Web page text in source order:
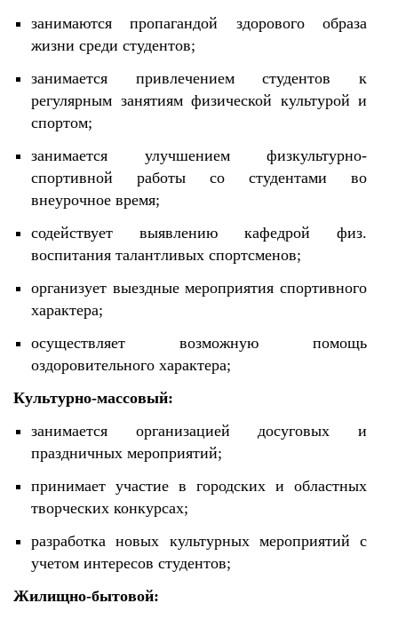
занимаются пропагандой здорового образа
жизни среди студентов;
занимается привлечением студентов к
регулярным занятиям физической культурой и
спортом;
занимается улучшением физкультурно-
спортивной работы со студентами во
внеурочное время;
содействует выявлению кафедрой физ.
воспитания талантливых спортсменов;
организует выездные мероприятия спортивного
характера;
осуществляет возможную помощь
оздоровительного характера;
Культурно-массовый:
занимается организацией досуговых и
праздничных мероприятий;
принимает участие в городских и областных
творческих конкурсах;
разработка новых культурных мероприятий с
учетом интересов студентов;
Жилищно-бытовой: